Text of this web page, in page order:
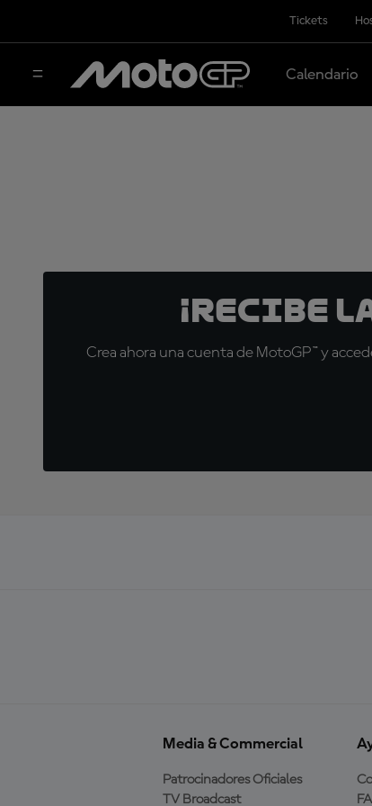
Tickets
Calendario
¡Recibe
Crea ahora una cuenta de MotoGP™ y
Media & Commercial
Patrocinadores Oficiales
TV Broadcast